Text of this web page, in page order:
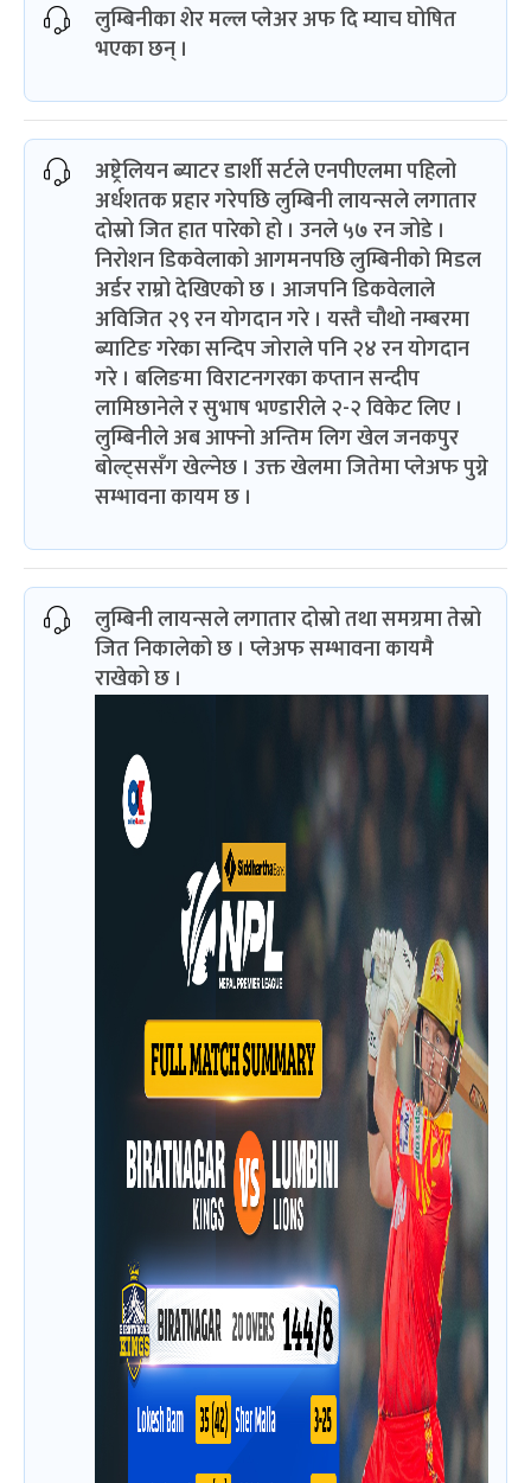
लुम्बिनीका शेर मल्ल प्लेअर अफ दि म्याच घोषित
भएका छन् ।
अष्ट्रेलियन ब्याटर डार्शी सर्टले एनपीएलमा पहिलो
अर्धशतक प्रहार गरेपछि लुम्बिनी लायन्सले लगातार
दोस्रो जित हात पारेको हो । उनले ५७ रन जोडे ।
निरोशन डिकवेलाको आगमनपछि लुम्बिनीको मिडल
अर्डर राम्रो देखिएको छ । आजपनि डिकवेलाले
अविजित २९ रन योगदान गरे । यस्तै चौथो नम्बरमा
ब्याटिङ गरेका सन्दिप जोराले पनि २४ रन योगदान
गरे । बलिङमा विराटनगरका कप्तान सन्दीप
लामिछानेले र सुभाष भण्डारीले २-२ विकेट लिए ।
लुम्बिनीले अब आफ्नो अन्तिम लिग खेल जनकपुर
बोल्ट्ससँग खेल्नेछ । उक्त खेलमा जितेमा प्लेअफ पुग्ने
सम्भावना कायम छ ।
लुम्बिनी लायन्सले लगातार दोस्रो तथा समग्रमा तेस्रो
जित निकालेको छ । प्लेअफ सम्भावना कायमै
राखेको छ ।